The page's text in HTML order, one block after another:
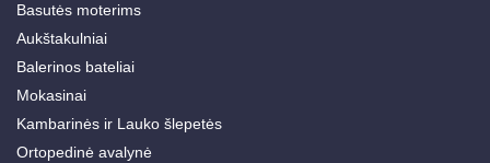
Basutės moterims
Aukštakulniai
Balerinos bateliai
Mokasinai
Kambarinės ir Lauko šlepetės
Ortopedinė avalynė